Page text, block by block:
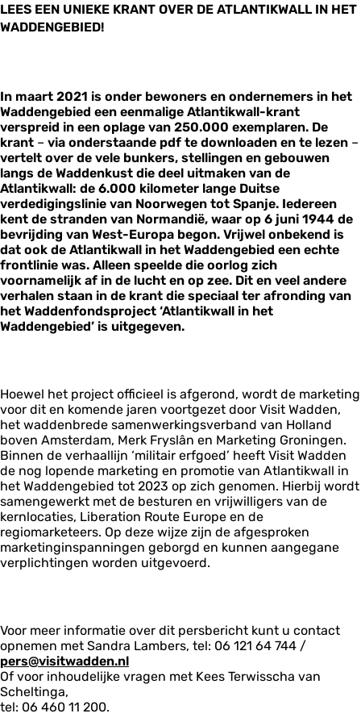
LEES EEN UNIEKE KRANT OVER DE ATLANTIKWALL IN HET
WADDENGEBIED!
In maart 2021 is onder bewoners en ondernemers in het
Waddengebied een eenmalige Atlantikwall-krant
verspreid in een oplage van 250.000 exemplaren. De
krant – via onderstaande pdf te downloaden en te lezen –
vertelt over de vele bunkers, stellingen en gebouwen
langs de Waddenkust die deel uitmaken van de
Atlantikwall: de 6.000 kilometer lange Duitse
verdedigingslinie van Noorwegen tot Spanje. Iedereen
kent de stranden van Normandië, waar op 6 juni 1944 de
bevrijding van West-Europa begon. Vrijwel onbekend is
dat ook de Atlantikwall in het Waddengebied een echte
frontlinie was. Alleen speelde die oorlog zich
voornamelijk af in de lucht en op zee. Dit en veel andere
verhalen staan in de krant die speciaal ter afronding van
het Waddenfondsproject ‘Atlantikwall in het
Waddengebied’ is uitgegeven.
Hoewel het project officieel is afgerond, wordt de marketing
voor dit en komende jaren voortgezet door Visit Wadden,
het waddenbrede samenwerkingsverband van Holland
boven Amsterdam, Merk Fryslân en Marketing Groningen.
Binnen de verhaallijn ‘militair erfgoed’ heeft Visit Wadden
de nog lopende marketing en promotie van Atlantikwall in
het Waddengebied tot 2023 op zich genomen. Hierbij wordt
samengewerkt met de besturen en vrijwilligers van de
kernlocaties, Liberation Route Europe en de
regiomarketeers. Op deze wijze zijn de afgesproken
marketinginspanningen geborgd en kunnen aangegane
verplichtingen worden uitgevoerd.
Voor meer informatie over dit persbericht kunt u contact
opnemen met Sandra Lambers, tel: 06 121 64 744 /
pers@visitwadden.nl
Of voor inhoudelijke vragen met Kees Terwisscha van
Scheltinga,
tel: 06 460 11 200.